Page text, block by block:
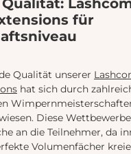
für
Qualität unserer
hat sich durch
Diese
an die Teilnehmer, da
Volumenfächer